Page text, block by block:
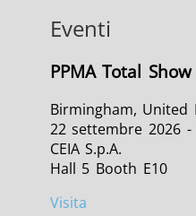
Eventi
PPMA Total Show
Birmingham, United
22 settembre 2026
CEIA S.p.A.
Hall 5 Booth E10
Visita